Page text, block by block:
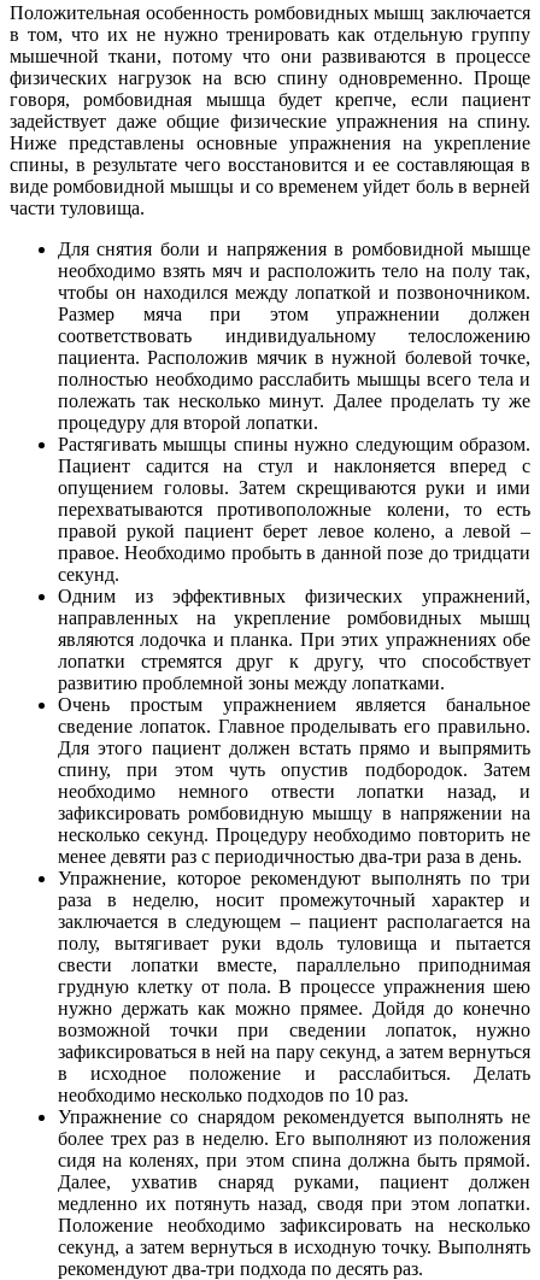
Положительная особенность ромбовидных мышц заключается
в том, что их не нужно тренировать как отдельную группу
мышечной ткани, потому что они развиваются в процессе
физических нагрузок на всю спину одновременно. Проще
говоря, ромбовидная мышца будет крепче, если пациент
задействует даже общие физические упражнения на спину.
Ниже представлены основные упражнения на укрепление
спины, в результате чего восстановится и ее составляющая в
виде ромбовидной мышцы и со временем уйдет боль в верней
части туловища.
Для снятия боли и напряжения в ромбовидной мышце
необходимо взять мяч и расположить тело на полу так,
чтобы он находился между лопаткой и позвоночником.
Размер мяча при этом упражнении должен
соответствовать индивидуальному телосложению
пациента. Расположив мячик в нужной болевой точке,
полностью необходимо расслабить мышцы всего тела и
полежать так несколько минут. Далее проделать ту же
процедуру для второй лопатки.
Растягивать мышцы спины нужно следующим образом.
Пациент садится на стул и наклоняется вперед с
опущением головы. Затем скрещиваются руки и ими
перехватываются противоположные колени, то есть
правой рукой пациент берет левое колено, а левой –
правое. Необходимо пробыть в данной позе до тридцати
секунд.
Одним из эффективных физических упражнений,
направленных на укрепление ромбовидных мышц
являются лодочка и планка. При этих упражнениях обе
лопатки стремятся друг к другу, что способствует
развитию проблемной зоны между лопатками.
Очень простым упражнением является банальное
сведение лопаток. Главное проделывать его правильно.
Для этого пациент должен встать прямо и выпрямить
спину, при этом чуть опустив подбородок. Затем
необходимо немного отвести лопатки назад, и
зафиксировать ромбовидную мышцу в напряжении на
несколько секунд. Процедуру необходимо повторить не
менее девяти раз с периодичностью два-три раза в день.
Упражнение, которое рекомендуют выполнять по три
раза в неделю, носит промежуточный характер и
заключается в следующем – пациент располагается на
полу, вытягивает руки вдоль туловища и пытается
свести лопатки вместе, параллельно приподнимая
грудную клетку от пола. В процессе упражнения шею
нужно держать как можно прямее. Дойдя до конечно
возможной точки при сведении лопаток, нужно
зафиксироваться в ней на пару секунд, а затем вернуться
в исходное положение и расслабиться. Делать
необходимо несколько подходов по 10 раз.
Упражнение со снарядом рекомендуется выполнять не
более трех раз в неделю. Его выполняют из положения
сидя на коленях, при этом спина должна быть прямой.
Далее, ухватив снаряд руками, пациент должен
медленно их потянуть назад, сводя при этом лопатки.
Положение необходимо зафиксировать на несколько
секунд, а затем вернуться в исходную точку. Выполнять
рекомендуют два-три подхода по десять раз.